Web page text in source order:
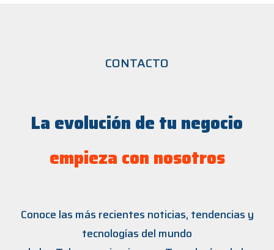
CONTACTO
La evolución de tu negocio
empieza con nosotros
Conoce las más recientes noticias, tendencias y
tecnologías del mundo